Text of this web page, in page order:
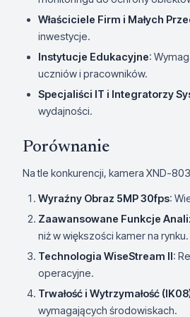
Właściciele Firm i Małych
inwestycje.
Instytucje Edukacyjne:
uczniów i pracowników.
Specjaliści IT i Integratorzy
wydajności.
Porównanie
Na tle konkurencji, kamera XND-
Wyraźny Obraz 5MP 30fps:
Zaawansowane Funkcje
niż w większości kamer na rynku.
Technologia WiseStream II:
operacyjne.
Trwałość i Wytrzymałość
wymagających środowiskach.